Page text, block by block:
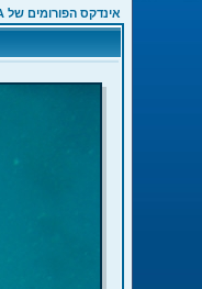
אינדקס הפורומים של APNEA